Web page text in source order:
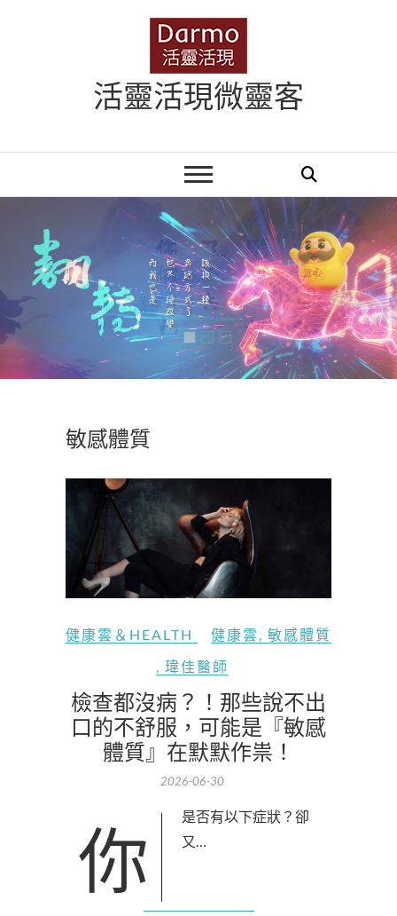
活靈活現微靈客
敏感體質
健康雲＆HEALTH 健康雲
敏感體質
瑋佳醫師
檢查都沒病？！那些說不出
口的不舒服，可能是『敏感
體質』在默默作祟！
2026-06-30
你是否有以下症狀？卻 又…